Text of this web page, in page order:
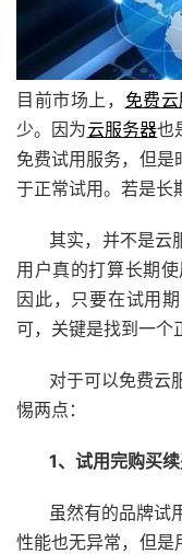
目前市场上， 免费
少。因为云服务器也
免费试用服务，但是
于正常试用。若是长
其实，并不是云
用户真的打算长期
因此，只要在试用
可，关键是找到一个
对于可以免费云
惕两点：
1、试用完购买
虽然有的品牌试
性能也无异常，但是